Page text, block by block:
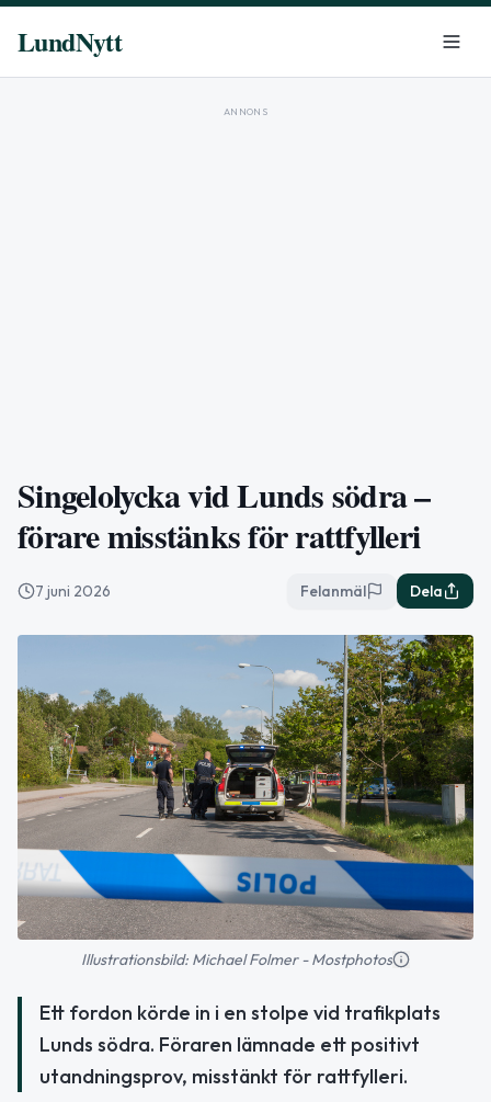
LundNytt
ANNONS
Singelolycka vid Lunds södra –
förare misstänks för rattfylleri
7 juni 2026 Felanmäl Dela
Illustrationsbild: Michael Folmer - Mostphotos
Ett fordon körde in i en stolpe vid trafikplats
Lunds södra. Föraren lämnade ett positivt
utandningsprov, misstänkt för rattfylleri.